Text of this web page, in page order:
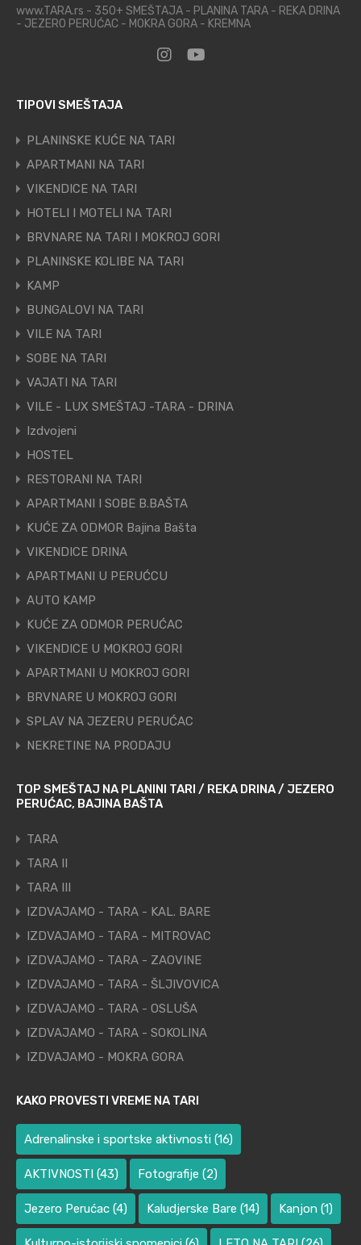
www.TARA.rs - 350+ SMEŠTAJA - PLANINA TARA - REKA DRINA
- JEZERO PERUĆAC - MOKRA GORA - KREMNA
TIPOVI SMEŠTAJA
PLANINSKE KUĆE NA TARI
APARTMANI NA TARI
VIKENDICE NA TARI
HOTELI I MOTELI NA TARI
BRVNARE NA TARI I MOKROJ GORI
PLANINSKE KOLIBE NA TARI
KAMP
BUNGALOVI NA TARI
VILE NA TARI
SOBE NA TARI
VAJATI NA TARI
VILE - LUX SMEŠTAJ -TARA - DRINA
Izdvojeni
HOSTEL
RESTORANI NA TARI
APARTMANI I SOBE B.BAŠTA
KUĆE ZA ODMOR Bajina Bašta
VIKENDICE DRINA
APARTMANI U PERUĆCU
AUTO KAMP
KUĆE ZA ODMOR PERUĆAC
VIKENDICE U MOKROJ GORI
APARTMANI U MOKROJ GORI
BRVNARE U MOKROJ GORI
SPLAV NA JEZERU PERUĆAC
NEKRETINE NA PRODAJU
TOP SMEŠTAJ NA PLANINI TARI / REKA DRINA / JEZERO
PERUĆAC, BAJINA BAŠTA
TARA
TARA II
TARA III
IZDVAJAMO - TARA - KAL. BARE
IZDVAJAMO - TARA - MITROVAC
IZDVAJAMO - TARA - ZAOVINE
IZDVAJAMO - TARA - ŠLJIVOVICA
IZDVAJAMO - TARA - OSLUŠA
IZDVAJAMO - TARA - SOKOLINA
IZDVAJAMO - MOKRA GORA
KAKO PROVESTI VREME NA TARI
Adrenalinske i sportske aktivnosti (16)
AKTIVNOSTI (43) Fotografije (2)
Jezero Perućac (4) Kaludjerske Bare (14) Kanjon (1)